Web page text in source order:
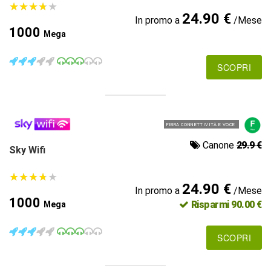
★★★★★
★★★★★
1000 Mega
In promo a 24.90 €/Mese
SCOPRI
FIBRA CONNETTIVITÀ E VOCE
Sky Wifi Canone 29.9 €
★★★★★
★★★★★
1000 Mega
In promo a 24.90 €/Mese
Risparmi 90.00 €
SCOPRI